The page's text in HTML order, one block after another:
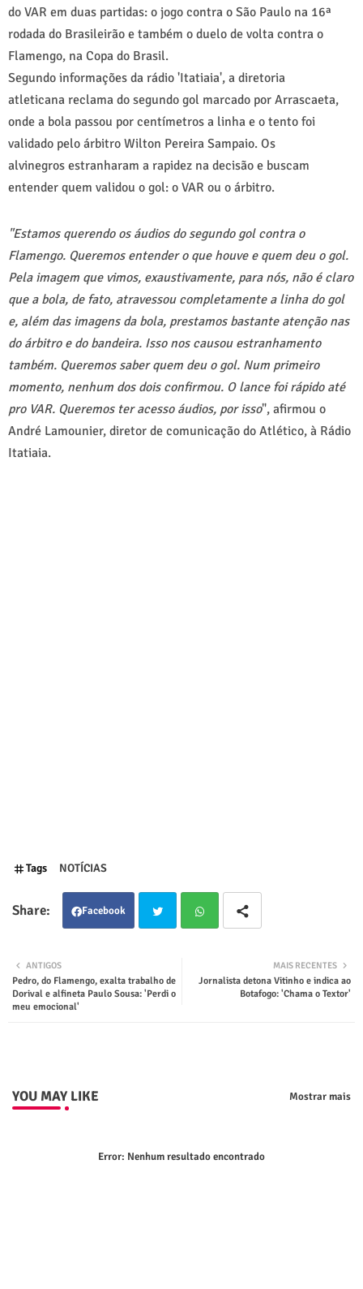
do VAR em duas partidas: o jogo contra o São Paulo na 16ª
rodada do Brasileirão e também o duelo de volta contra o
Flamengo, na Copa do Brasil.
Segundo informações da rádio 'Itatiaia', a diretoria
atleticana reclama do segundo gol marcado por Arrascaeta,
onde a bola passou por centímetros a linha e o tento foi
validado pelo árbitro Wilton Pereira Sampaio. Os
alvinegros estranharam a rapidez na decisão e buscam
entender quem validou o gol: o VAR ou o árbitro.
"Estamos querendo os áudios do segundo gol contra o
Flamengo. Queremos entender o que houve e quem deu o gol.
Pela imagem que vimos, exaustivamente, para nós, não é claro
que a bola, de fato, atravessou completamente a linha do gol
e, além das imagens da bola, prestamos bastante atenção nas
do árbitro e do bandeira. Isso nos causou estranhamento
também. Queremos saber quem deu o gol. Num primeiro
momento, nenhum dos dois confirmou. O lance foi rápido até
pro VAR. Queremos ter acesso áudios, por isso", afirmou o
André Lamounier, diretor de comunicação do Atlético, à Rádio
Itatiaia.
Tags NOTÍCIAS
Facebook
ter tsap
MAIS RECENTES
Jornalista detona Vitinho e indica ao
Botafogo: 'Chama o Textor'
ANTIGOS
Pedro, do Flamengo, exalta trabalho de
Dorival e alfineta Paulo Sousa: 'Perdi o
meu emocional'
YOU MAY LIKE Mostrar mais
Error: Nenhum resultado encontrado